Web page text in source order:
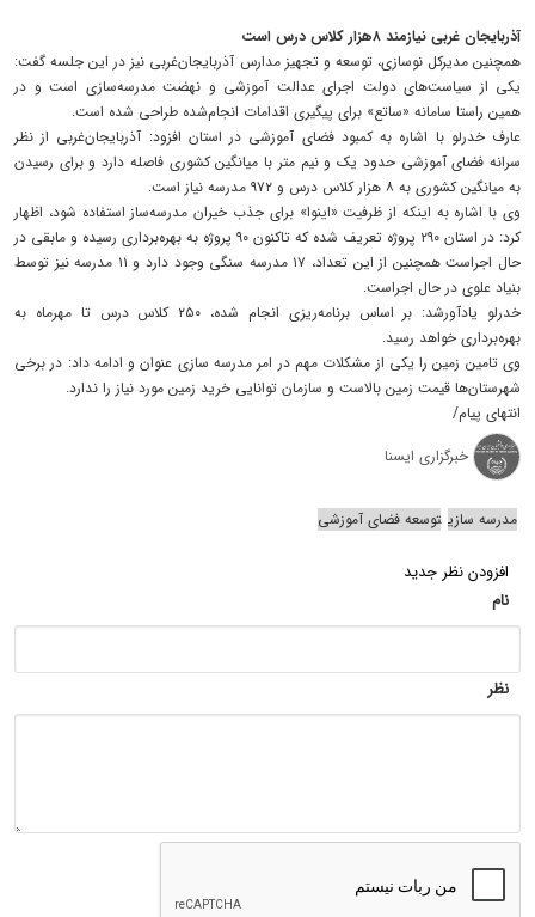
آذربایجان غربی نیازمند ۸هزار کلاس درس است
همچنین مدیرکل نوسازی، توسعه و تجهیز مدارس آذربایجان‌غربی نیز در این جلسه گفت:
یکی از سیاست‌های دولت اجرای عدالت آموزشی و نهضت مدرسه‌سازی است و در
همین راستا سامانه «ساتع» برای پیگیری اقدامات انجام‌شده طراحی شده است.
عارف خدرلو با اشاره به کمبود فضای آموزشی در استان افزود: آذربایجان‌غربی از نظر
سرانه فضای آموزشی حدود یک و نیم متر با میانگین کشوری فاصله دارد و برای رسیدن
به میانگین کشوری به ۸ هزار کلاس درس و ۹۷۲ مدرسه نیاز است.
وی با اشاره به اینکه از ظرفیت «اینوا» برای جذب خیران مدرسه‌ساز استفاده شود، اظهار
کرد: در استان ۲۹۰ پروژه تعریف شده که تاکنون ۹۰ پروژه به بهره‌برداری رسیده و مابقی در
حال اجراست همچنین از این تعداد، ۱۷ مدرسه سنگی وجود دارد و ۱۱ مدرسه نیز توسط
بنیاد علوی در حال اجراست.
خدرلو یادآورشد: بر اساس برنامه‌ریزی انجام شده، ۲۵۰ کلاس درس تا مهرماه به
بهره‌برداری خواهد رسید.
وی تامین زمین را یکی از مشکلات مهم در امر مدرسه سازی عنوان و ادامه داد: در برخی
شهرستان‌ها قیمت زمین بالاست و سازمان توانایی خرید زمین مورد نیاز را ندارد.
انتهای‌ پیام/
خبرگزاری ایسنا
مدرسه سازی توسعه فضای آموزشی
افزودن نظر جدید
نام
نظر